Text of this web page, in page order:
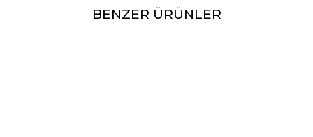
BENZER ÜRÜNLER